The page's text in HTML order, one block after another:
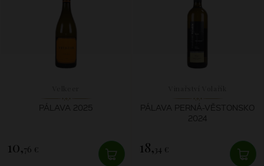
PÁLAVA 2025
10,76 €
PÁLAVA PERNÁ-VĚSTONSKO
2024
18, 34 €